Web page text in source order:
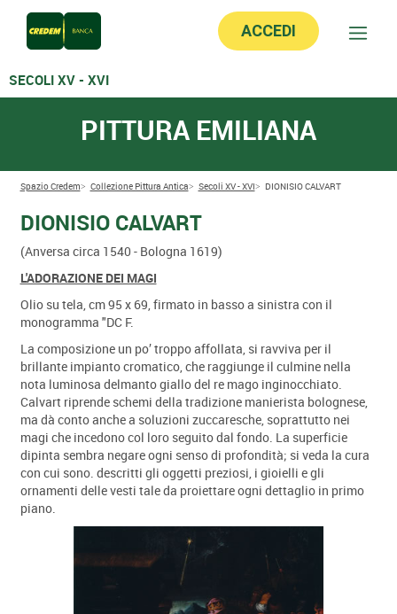
ACCEDI
SECOLI XV - XVI
PITTURA EMILIANA
Spazio Credem Collezione Pittura Antica Secoli XV - XVI DIONISIO CALVART
DIONISIO CALVART
(Anversa circa 1540 - Bologna 1619)
L'ADORAZIONE DEI MAGI
Olio su tela, cm 95 x 69, firmato in basso a sinistra con il
monogramma "DC F.
La composizione un po’ troppo affollata, si ravviva per il
brillante impianto cromatico, che raggiunge il culmine nella
nota luminosa delmanto giallo del re mago inginocchiato.
Calvart riprende schemi della tradizione manierista bolognese,
ma dà conto anche a soluzioni zuccaresche, soprattutto nei
magi che incedono col loro seguito dal fondo. La superficie
dipinta sembra negare ogni senso di profondità; si veda la cura
con cui sono. descritti gli oggetti preziosi, i gioielli e gli
ornamenti delle vesti tale da proiettare ogni dettaglio in primo
piano.